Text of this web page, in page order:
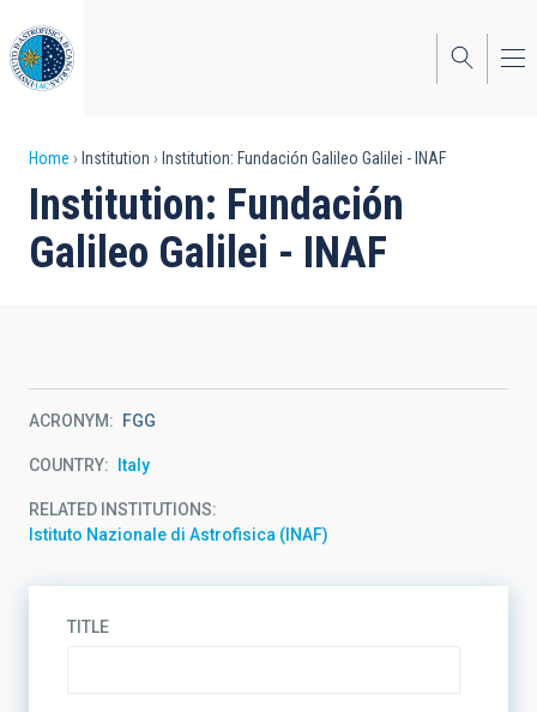
to
main
content
Breadcrumb
Home Institution Institution: Fundación Galileo Galilei - INAF
Institution: Fundación
Galileo Galilei - INAF
ACRONYM FGG
COUNTRY Italy
RELATED INSTITUTIONS
Istituto Nazionale di Astrofisica (INAF)
TITLE